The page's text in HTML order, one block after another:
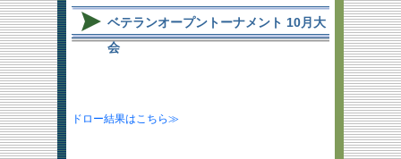
ベテランオープントーナメント 10月大
会
ドロー結果はこちら≫